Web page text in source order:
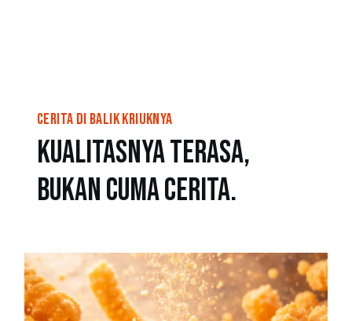
Cerita di Balik Kriuknya
Kualitasnya terasa,
bukan cuma cerita.